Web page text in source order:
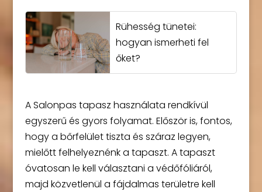
Rühesség tünetei:
hogyan ismerheti fel
őket?
A Salonpas tapasz használata rendkívül
egyszerű és gyors folyamat. Először is, fontos,
hogy a bőrfelület tiszta és száraz legyen,
mielőtt felhelyeznénk a tapaszt. A tapaszt
óvatosan le kell választani a védőfóliáról,
majd közvetlenül a fájdalmas területre kell